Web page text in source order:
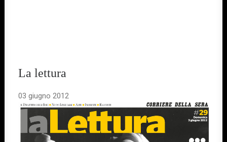
La lettura
03 giugno 2012